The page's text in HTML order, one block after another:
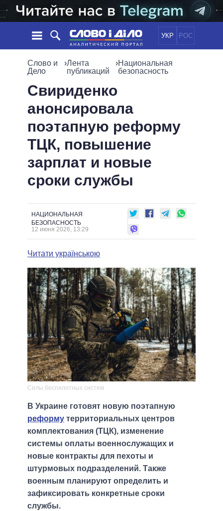
УКР РОС
НОВОСТИ
ЛЕНТА
СОБЫТИЯ
СТАТЬИ
МНЕНИЯ
ОБЗОРЫ
ДАЙДЖЕСТЫ
ОБЩЕСТВО
МИР
ПОЛИТИКИ
ВСЕ ПОЛИТИКИ
ПРЕЗИДЕНТ И ОФИС
ВЕРХОВНАЯ РАДА
КАБИНЕТ МИНИСТРОВ
ГЛАВЫ ОБЛАДМИНИСТРАЦИЙ
МЭРЫ
ВСЕ ПЕРСОНЫ
ИНФОГРАФИКА
ВИДЕО
ПОДДЕРЖАТЬ
Слово и
Дело
›Лента
публикаций
›Национальная
безопасность
Свириденко
анонсировала
поэтапную реформу
ТЦК, повышение
зарплат и новые
сроки службы
НАЦИОНАЛЬНАЯ
БЕЗОПАСНОСТЬ
12 июня 2026, 13:29
Читати українською
Силы беспилотных систем
В Украине готовят новую поэтапную
реформу территориальных центров
комплектования (ТЦК), изменение
системы оплаты военнослужащих и
новые контракты для пехоты и
штурмовых подразделений. Также
военным планируют определить и
зафиксировать конкретные сроки
службы.